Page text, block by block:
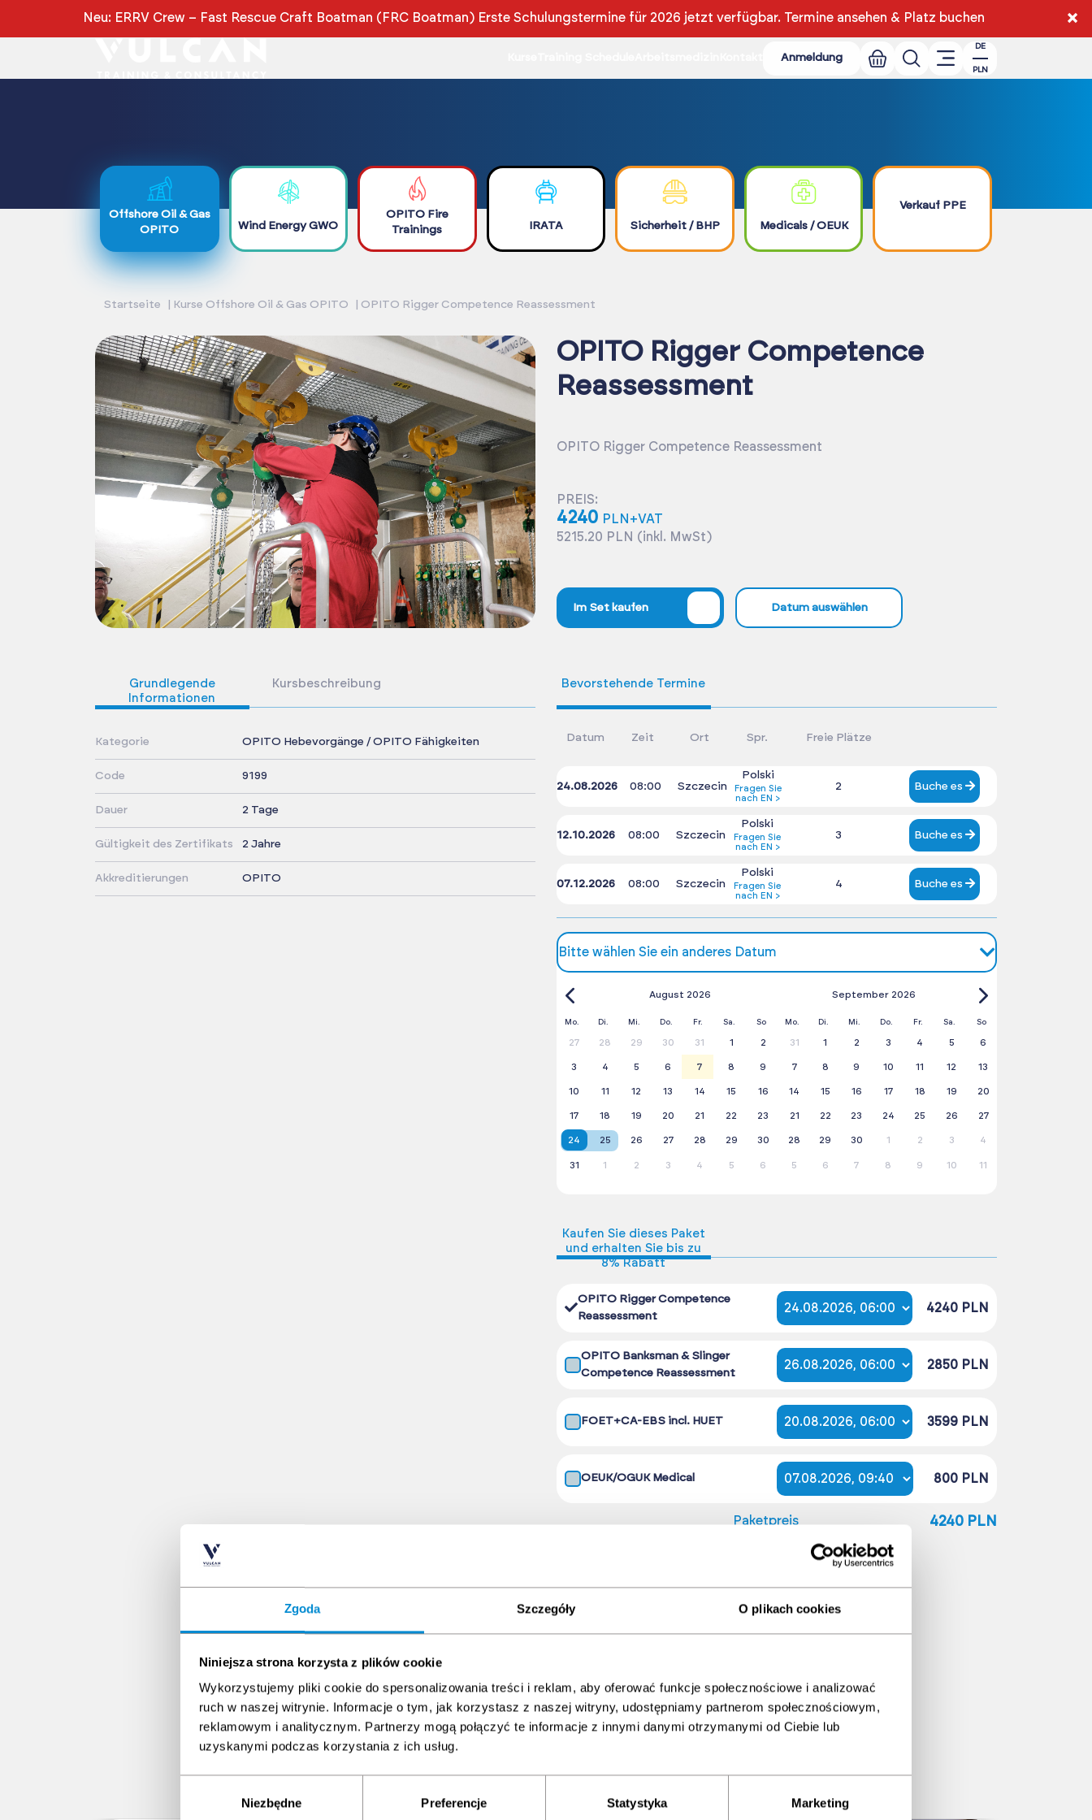
Zgoda Szczegóły O plikach cookies
Niniejsza strona korzysta z plików cookie
Wykorzystujemy pliki cookie do spersonalizowania treści i reklam, aby oferować funkcje społecznościowe i analizować
ruch w naszej witrynie. Informacje o tym, jak korzystasz z naszej witryny, udostępniamy partnerom społecznościowym,
reklamowym i analitycznym. Partnerzy mogą połączyć te informacje z innymi danymi otrzymanymi od Ciebie lub
uzyskanymi podczas korzystania z ich usług.
Niezbędne Preferencje Statystyka Marketing
Neu: ERRV Crew – Fast Rescue Craft Boatman (FRC Boatman) Erste Schulungstermine für 2026 jetzt verfügbar. Termine ansehen & Platz buchen ×
Anmeldung
DE
PLN
Offshore Oil & Gas
OPITO
Wind Energy GWO
OPITO Fire
Trainings
IRATA Sicherheit / BHP Medicals / OEUK
Verkauf PPE
Startseite Kurse Offshore Oil & Gas OPITO OPITO Rigger Competence Reassessment
OPITO Rigger Competence
Reassessment
OPITO Rigger Competence Reassessment
PREIS:
4240 PLN+VAT
5215.20 PLN (inkl. MwSt)
Im Set kaufen Datum auswählen
Grundlegende
Informationen
Kursbeschreibung
Kategorie OPITO Hebevorgänge / OPITO Fähigkeiten
Code 9199
Dauer 2 Tage
Gültigkeit des Zertifikats 2 Jahre
Akkreditierungen OPITO
Bevorstehende Termine
Datum Zeit Ort Spr. Freie Plätze
24.08.2026 08:00 Szczecin
Polski
Fragen Sie
nach EN >
2 Buche es
12.10.2026 08:00 Szczecin
Polski
Fragen Sie
nach EN >
3 Buche es
07.12.2026 08:00 Szczecin
Polski
Fragen Sie
nach EN >
4 Buche es
Bitte wählen Sie ein anderes Datum
August 2026
Mo. Di. Mi. Do. Fr. Sa. So
27 28 29 30 31 1 2
3 4 5 6 7 8 9
10 11 12 13 14 15 16
17 18 19 20 21 22 23
24 25 26 27 28 29 30
31 1 2 3 4 5 6
September 2026
Mo. Di. Mi. Do. Fr. Sa. So
31 1 2 3 4 5 6
7 8 9 10 11 12 13
14 15 16 17 18 19 20
21 22 23 24 25 26 27
28 29 30 1 2 3 4
5 6 7 8 9 10 11
Kaufen Sie dieses Paket
und erhalten Sie bis zu
8% Rabatt
OPITO Rigger Competence
Reassessment
4240 PLN
OPITO Banksman & Slinger
Competence Reassessment
2850 PLN
FOET+CA-EBS incl. HUET 3599 PLN
OEUK/OGUK Medical 800 PLN
Paketpreis 4240 PLN
Paket in den Warenkorb legen%